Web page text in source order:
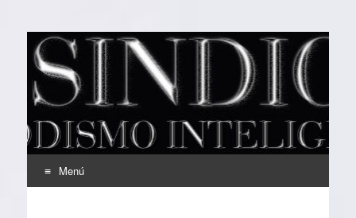
EL SINDICAL
Periodismo Inteligente
Menú